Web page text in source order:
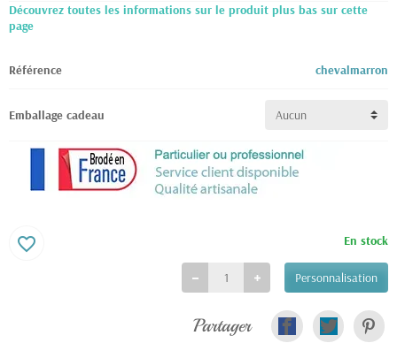
Découvrez toutes les informations sur le produit plus bas sur cette
page
Référence chevalmarron
Emballage cadeau
En stock
Personnalisation
favorite_border
Partager